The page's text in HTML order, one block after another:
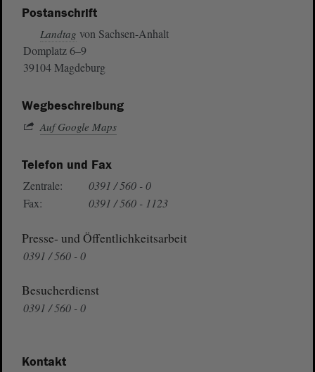
Postanschrift
Landtag von Sachsen-Anhalt
Domplatz 6–9
39104 Magdeburg
Wegbeschreibung
Auf Google Maps
Telefon und Fax
Zentrale:
0391 / 560 - 0
Fax:
0391 / 560 - 1123
Presse- und Öffentlichkeitsarbeit
0391 / 560 - 0
Besucherdienst
0391 / 560 - 0
Kontakt